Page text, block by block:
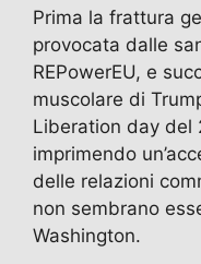
Prima la frattura
provocata dalle
REPowerEU, e
muscolare di
Liberation day del
imprimendo
delle relazioni
non sembrano
Washington.